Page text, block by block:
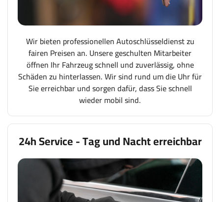
Wir bieten professionellen Autoschlüsseldienst zu
fairen Preisen an. Unsere geschulten Mitarbeiter
öffnen Ihr Fahrzeug schnell und zuverlässig, ohne
Schäden zu hinterlassen. Wir sind rund um die Uhr für
Sie erreichbar und sorgen dafür, dass Sie schnell
wieder mobil sind.
24h Service - Tag und Nacht erreichbar